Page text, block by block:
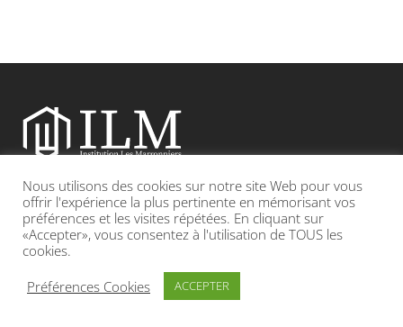
Etablissement catholique sous contrat d’association avec l’Etat
Adresse : 19, Grande rue 69420 CONDRIEU
INFOS LÉGALES POLITIQUE DE CONFIDENTIALITÉ
Nous utilisons des cookies sur notre site Web pour vous
offrir l'expérience la plus pertinente en mémorisant vos
préférences et les visites répétées. En cliquant sur
«Accepter», vous consentez à l'utilisation de TOUS les
cookies.
Préférences Cookies
ACCEPTER